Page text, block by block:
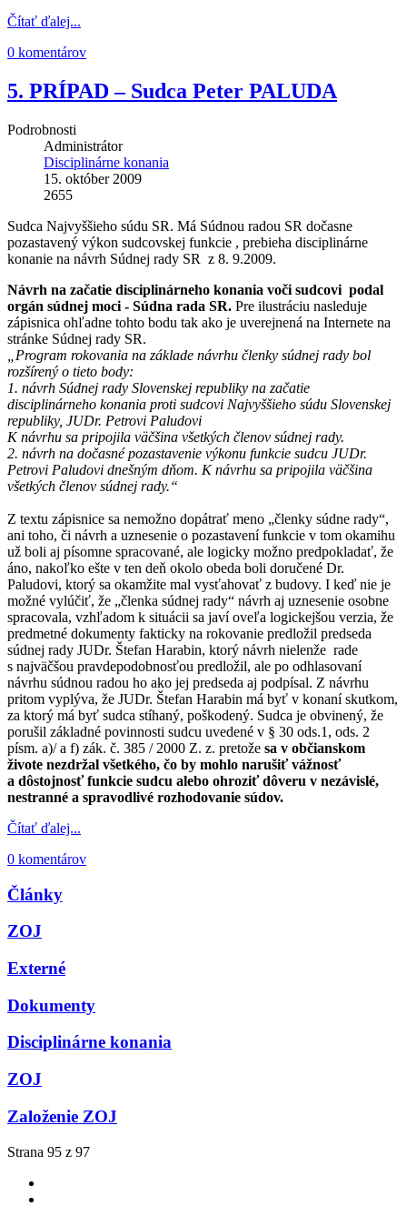
Čítať ďalej...
0 komentárov
5. PRÍPAD – Sudca Peter PALUDA
Podrobnosti
Administrátor
Disciplinárne konania
15. október 2009
2655
Sudca Najvyššieho súdu SR. Má Súdnou radou SR dočasne
pozastavený výkon sudcovskej funkcie , prebieha disciplinárne
konanie na návrh Súdnej rady SR z 8. 9.2009.
Návrh na začatie disciplinárneho konania voči sudcovi podal
orgán súdnej moci - Súdna rada SR. Pre ilustráciu nasleduje
zápisnica ohľadne tohto bodu tak ako je uverejnená na Internete na
stránke Súdnej rady SR.
„Program rokovania na základe návrhu členky súdnej rady bol
rozšírený o tieto body:
1. návrh Súdnej rady Slovenskej republiky na začatie
disciplinárneho konania proti sudcovi Najvyššieho súdu Slovenskej
republiky, JUDr. Petrovi Paludovi
K návrhu sa pripojila väčšina všetkých členov súdnej rady.
2. návrh na dočasné pozastavenie výkonu funkcie sudcu JUDr.
Petrovi Paludovi dnešným dňom. K návrhu sa pripojila väčšina
všetkých členov súdnej rady.“
Z textu zápisnice sa nemožno dopátrať meno „členky súdne rady“,
ani toho, či návrh a uznesenie o pozastavení funkcie v tom okamihu
už boli aj písomne spracované, ale logicky možno predpokladať, že
áno, nakoľko ešte v ten deň okolo obeda boli doručené Dr.
Paludovi, ktorý sa okamžite mal vysťahovať z budovy. I keď nie je
možné vylúčiť, že „členka súdnej rady“ návrh aj uznesenie osobne
spracovala, vzhľadom k situácii sa javí oveľa logickejšou verzia, že
predmetné dokumenty fakticky na rokovanie predložil predseda
súdnej rady JUDr. Štefan Harabin, ktorý návrh nielenže rade
s najväčšou pravdepodobnosťou predložil, ale po odhlasovaní
návrhu súdnou radou ho ako jej predseda aj podpísal. Z návrhu
pritom vyplýva, že JUDr. Štefan Harabin má byť v konaní skutkom,
za ktorý má byť sudca stíhaný, poškodený. Sudca je obvinený, že
porušil základné povinnosti sudcu uvedené v § 30 ods.1, ods. 2
písm. a)/ a f) zák. č. 385 / 2000 Z. z. pretože sa v občianskom
živote nezdržal všetkého, čo by mohlo narušiť vážnosť
a dôstojnosť funkcie sudcu alebo ohroziť dôveru v nezávislé,
nestranné a spravodlivé rozhodovanie súdov.
Čítať ďalej...
0 komentárov
Články
ZOJ
Externé
Dokumenty
Disciplinárne konania
ZOJ
Založenie ZOJ
Strana 95 z 97